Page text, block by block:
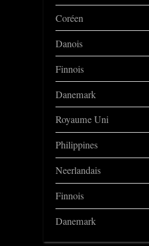
Coréen
Danois
Finnois
Danemark
Royaume Uni
Philippines
Neerlandais
Finnois
Danemark